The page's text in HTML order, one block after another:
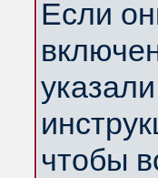
Если
чтобы